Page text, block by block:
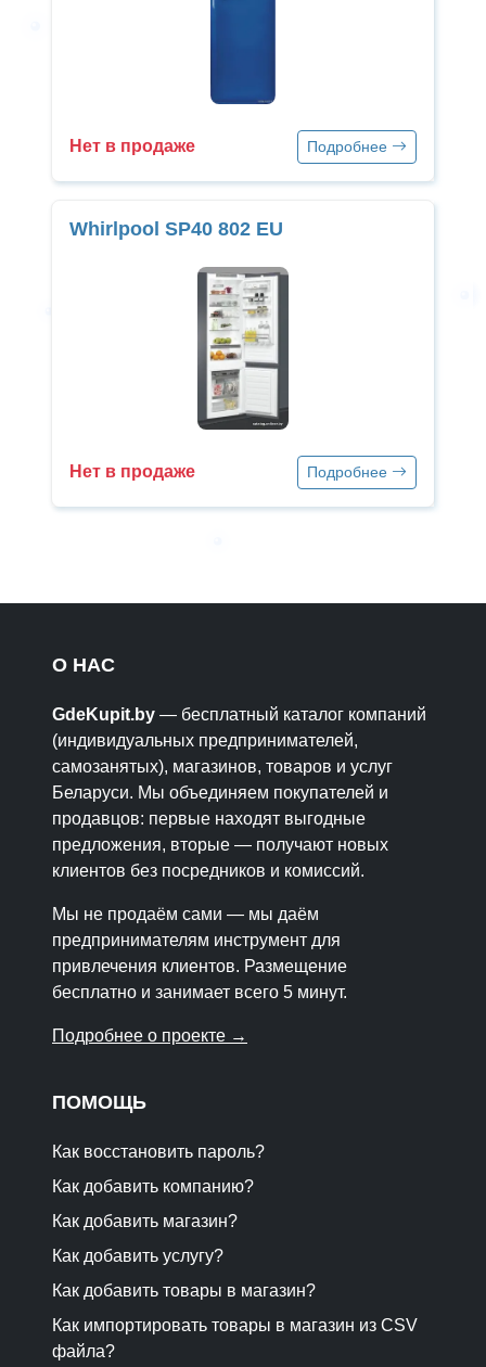
Нет в продаже Подробнее
Whirlpool SP40 802 EU
Нет в продаже Подробнее
О НАС
GdeKupit.by — бесплатный каталог компаний
(индивидуальных предпринимателей,
самозанятых), магазинов, товаров и услуг
Беларуси. Мы объединяем покупателей и
продавцов: первые находят выгодные
предложения, вторые — получают новых
клиентов без посредников и комиссий.
Мы не продаём сами — мы даём
предпринимателям инструмент для
привлечения клиентов. Размещение
бесплатно и занимает всего 5 минут.
Подробнее о проекте →
ПОМОЩЬ
Как восстановить пароль?
Как добавить компанию?
Как добавить магазин?
Как добавить услугу?
Как добавить товары в магазин?
Как импортировать товары в магазин из CSV
файла?